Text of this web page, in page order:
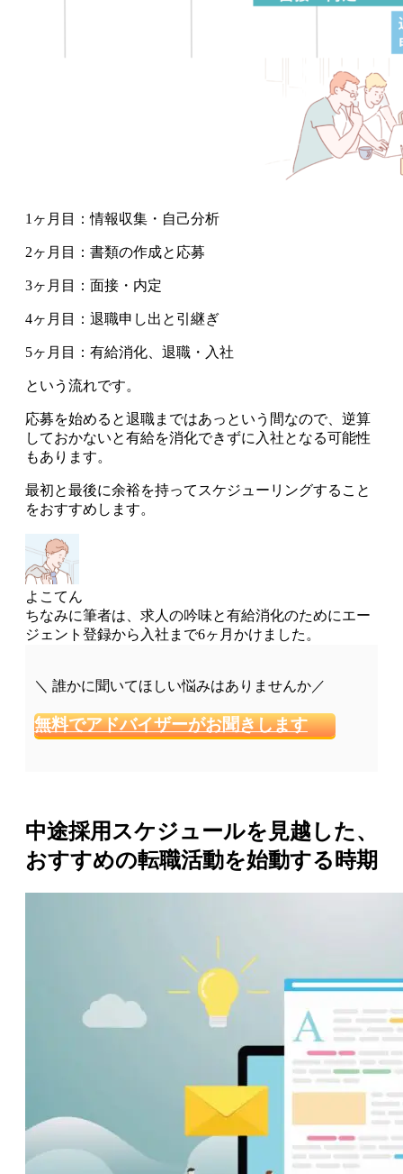
1ヶ月目：情報収集・自己分析
2ヶ月目：書類の作成と応募
3ヶ月目：面接・内定
4ヶ月目：退職申し出と引継ぎ
5ヶ月目：有給消化、退職・入社
という流れです。
応募を始めると退職まではあっという間なので、逆算
しておかないと有給を消化できずに入社となる可能性
もあります。
最初と最後に余裕を持ってスケジューリングすること
をおすすめします。
よこてん
ちなみに筆者は、求人の吟味と有給消化のためにエー
ジェント登録から入社まで6ヶ月かけました。
＼ 誰かに聞いてほしい悩みはありませんか／
無料でアドバイザーがお聞きします
中途採用スケジュールを見越した、
おすすめの転職活動を始動する時期